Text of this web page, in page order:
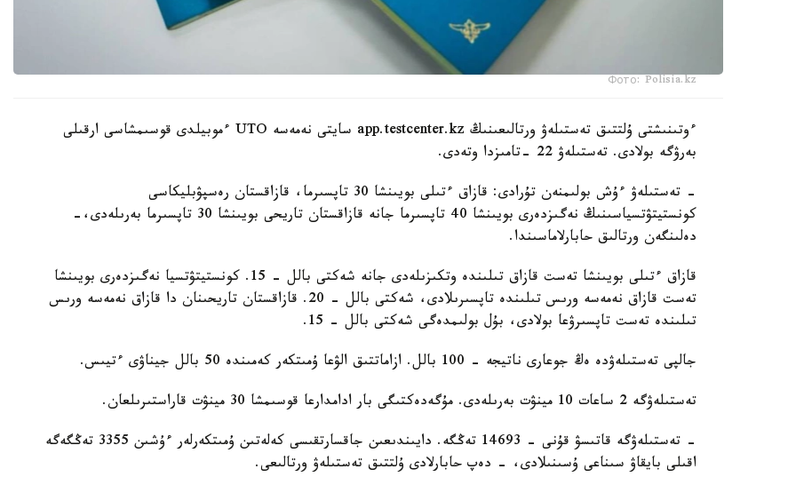
Фото: Polisia.kz
ءوتىنىشتى ۇلتتىق تەستىلەۋ ورتالىعىنىڭ app.testcenter.kz سايتى نەمەسە UTO ءموبيلدى قوسىمشاسى ارقىلى
بەرۋگە بولادى. تەستىلەۋ 22 -تامىزدا وتەدى.
- تەستىلەۋ ءۇش بولىمنەن تۇرادى: قازاق ءتىلى بويىنشا 30 تاپسىرما، قازاقستان رەسپۋبليكاسى
كونستيتۋتسياسىنىڭ نەگىزدەرى بويىنشا 40 تاپسىرما جانە قازاقستان تاريحى بويىنشا 30 تاپسىرما بەرىلەدى،-
دەلىنگەن ورتالىق حابارلاماسىندا.
قازاق ءتىلى بويىنشا تەست قازاق تىلىندە وتكىزىلەدى جانە شەكتى بالل - 15. كونستيتۋتسيا نەگىزدەرى بويىنشا
تەست قازاق نەمەسە ورىس تىلىندە تاپسىرىلادى، شەكتى بالل - 20. قازاقستان تاريحىنان دا قازاق نەمەسە ورىس
تىلىندە تەست تاپسىرۋعا بولادى، بۇل بولىمدەگى شەكتى بالل - 15.
جالپى تەستىلەۋدە ەڭ جوعارى ناتيجە - 100 بالل. ازاماتتىق الۋعا ۇمىتكەر كەمىندە 50 بالل جيناۋى ءتيىس.
تەستىلەۋگە 2 ساعات 10 مينۋت بەرىلەدى. مۇگەدەكتىگى بار ادامدارعا قوسىمشا 30 مينۋت قاراستىرىلعان.
- تەستىلەۋگە قاتىسۋ قۇنى - 14693 تەڭگە. دايىندىعىن جاقسارتقىسى كەلەتىن ۇمىتكەرلەر ءۇشىن 3355 تەڭگەگە
اقىلى بايقاۋ سىناعى ۇسىنىلادى، - دەپ حابارلادى ۇلتتىق تەستىلەۋ ورتالىعى.